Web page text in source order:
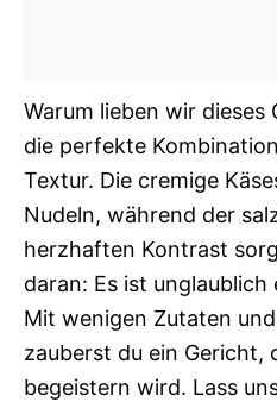
Warum lieben wir dieses
die perfekte
Textur. Die cremige
Nudeln, während der
herzhaften Kontrast
daran: Es ist
Mit wenigen Zutaten
zauberst du ein Gericht,
begeistern wird. Lass